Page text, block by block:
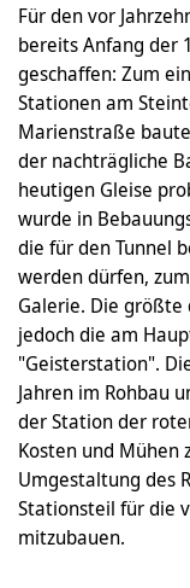
Für den vor
bereits Anfang der
geschaffen: Zum
Stationen am
Marien­straße
der nachträgliche
heutigen Gleise
wurde in
die für den Tunnel
werden dürfen,
Galerie. Die
jedoch die am
"Geisterstation".
Jahren im Rohbau
der Station der
Kosten und Mühen
Umgestaltung des
Stationsteil für die
mitzubauen.